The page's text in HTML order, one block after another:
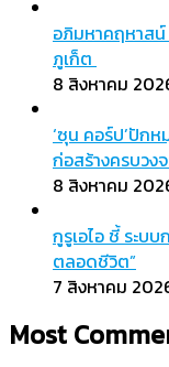
อภิมหาคฤหาส
ภูเก็ต
8 สิงหาคม
‘ซุน คอร์ป’ปัก
ก่อสร้างครบวง
8 สิงหาคม
กูรูเอไอ ชี้ ระบ
ตลอดชีวิต”
7 สิงหาคม
Most